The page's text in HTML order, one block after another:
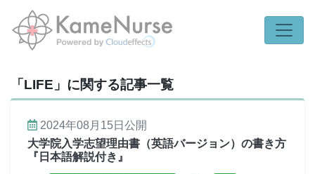
「LIFE」に関する記事一覧
2024年08月15日 公開
大学院入学志望理由書（英語バージョン）の書き方
『日本語解説付き』